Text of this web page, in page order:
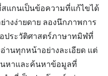
สแกนเป็นข้อความที่แก้ไขได้
งง่ายดาย ลองนึกภาพการ
ประวัติศาสตร์ภาษาทมิฬที่
านทุกหน้าอย่างละเอียด แต่
หาและค้นหาข้อมูลที่